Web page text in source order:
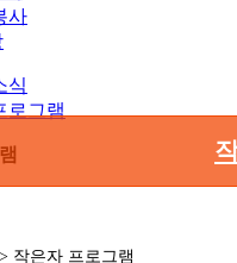
사
식
로그램
작은자 프로그램